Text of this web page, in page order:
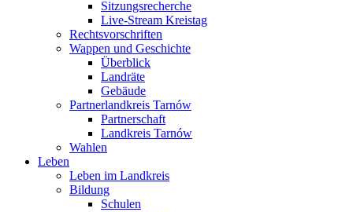
Sitzungsrecherche
Live-Stream Kreistag
Rechtsvorschriften
Wappen und Geschichte
Überblick
Landräte
Gebäude
Partnerlandkreis Tarnów
Partnerschaft
Landkreis Tarnów
Wahlen
Leben
Leben im Landkreis
Bildung
Schulen